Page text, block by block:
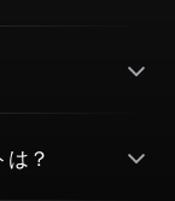
？